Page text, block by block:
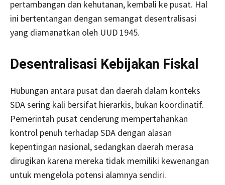
pertambangan dan kehutanan, kembali ke pusat. Hal
ini bertentangan dengan semangat desentralisasi
yang diamanatkan oleh UUD 1945.
Desentralisasi Kebijakan Fiskal
Hubungan antara pusat dan daerah dalam konteks
SDA sering kali bersifat hierarkis, bukan koordinatif.
Pemerintah pusat cenderung mempertahankan
kontrol penuh terhadap SDA dengan alasan
kepentingan nasional, sedangkan daerah merasa
dirugikan karena mereka tidak memiliki kewenangan
untuk mengelola potensi alamnya sendiri.